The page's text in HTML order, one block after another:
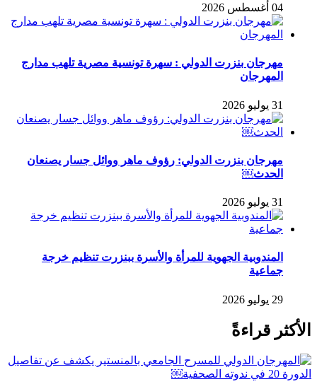
04 أغسطس 2026
مهرجان بنزرت الدولي : سهرة تونسية مصرية تلهب مدارج
المهرجان
31 يوليو 2026
مهرجان بنزرت الدولي: رؤوف ماهر ووائل جسار يصنعان
الحدث￼
31 يوليو 2026
المندوبية الجهوية للمرأة والأسرة ببنزرت تنظيم خرجة
جماعية
29 يوليو 2026
الأكثر قراءةً